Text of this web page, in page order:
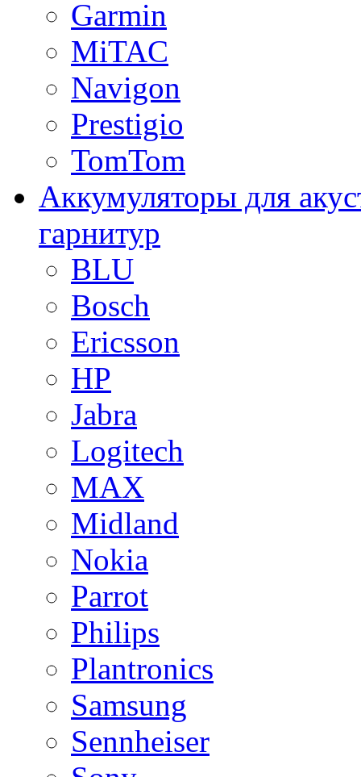
Garmin
MiTAC
Navigon
Prestigio
TomTom
Аккумуляторы для
гарнитур
BLU
Bosch
Ericsson
HP
Jabra
Logitech
MAX
Midland
Nokia
Parrot
Philips
Plantronics
Samsung
Sennheiser